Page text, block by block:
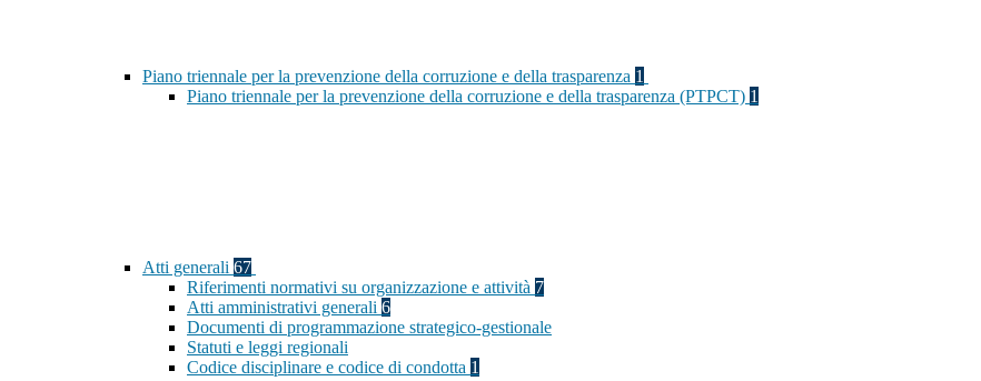
Piano triennale per la prevenzione della corruzione e della trasparenza 1
Piano triennale per la prevenzione della corruzione e della trasparenza (PTPCT) 1
Atti generali 67
Riferimenti normativi su organizzazione e attività 7
Atti amministrativi generali 6
Documenti di programmazione strategico-gestionale
Statuti e leggi regionali
Codice disciplinare e codice di condotta 1